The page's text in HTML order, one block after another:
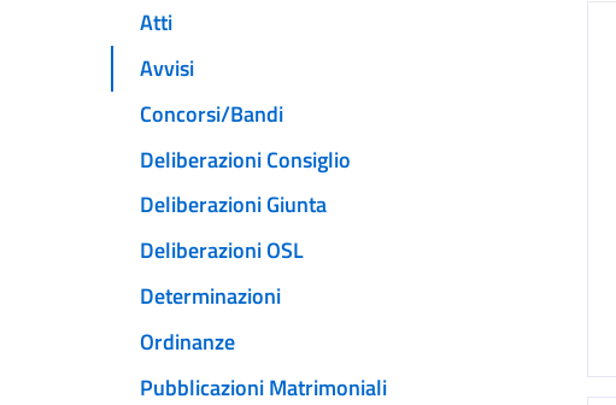
Atti
Avvisi
Concorsi/Bandi
Deliberazioni Consiglio
Deliberazioni Giunta
Deliberazioni OSL
Determinazioni
Ordinanze
Pubblicazioni Matrimoniali